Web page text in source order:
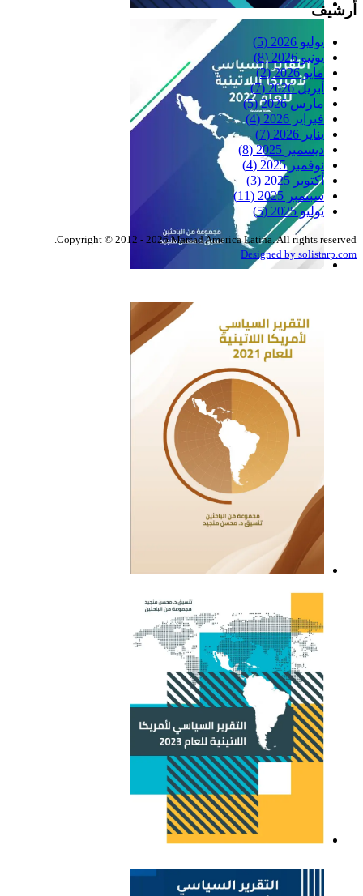
Reflexiones
اللاتينية للعام 2023
أرشيف
يوليو 2026
(5)
يونيو 2026
(8)
مايو 2026
(2)
أبريل 2026
(7)
مارس 2026
(5)
فبراير 2026
(4)
يناير 2026
(7)
ديسمبر 2025
(8)
نوفمبر 2025
(4)
أكتوبر 2025
(3)
سبتمبر 2025
(11)
يوليو 2025
(5)
Copyright © 2012 - 2026 Marsad America Latina. All rights reserved.
Designed by solistarp.com